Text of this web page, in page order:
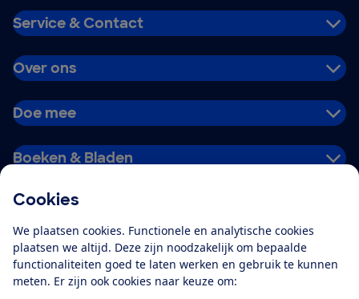
Cookies
We plaatsen cookies. Functionele en analytische cookies
plaatsen we altijd. Deze zijn noodzakelijk om bepaalde
functionaliteiten goed te laten werken en gebruik te kunnen
meten. Er zijn ook cookies naar keuze om:
Service & Contact
Over ons
Doe mee
Boeken & Bladen
Alles over de